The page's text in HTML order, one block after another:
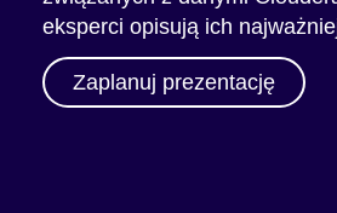
eksperci opisują ich
Zaplanuj prezentację